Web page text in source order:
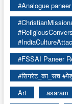
#Analogue paneer
#FSSAI Paneer
#सिगरेट_का_सच
Art
asaram